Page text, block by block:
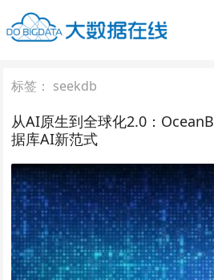
标签： seekdb
从AI原生到全球化2.0：
据库AI新范式